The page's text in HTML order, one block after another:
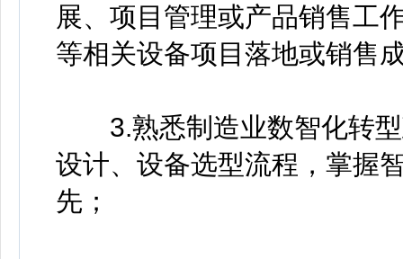
展、项目管理或产品销售工
等相关设备项目落地或销售
3.熟悉制造业数智化转型
设计、设备选型流程，掌握
先；